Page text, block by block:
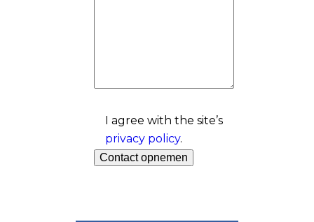
I agree with the site’s
privacy policy.